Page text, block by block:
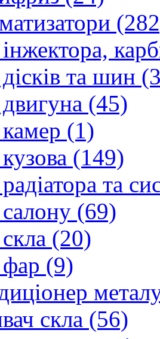
та шин
(45)
(1)
(149)
та
(69)
(20)
(9)
скла (56)